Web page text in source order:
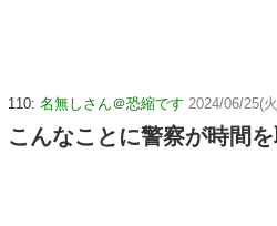
110: 名無しさん＠恐縮です 2024/06/25(
こんなことに警察が時間